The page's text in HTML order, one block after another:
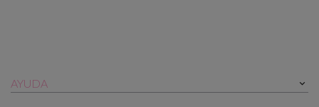
AYUDA 